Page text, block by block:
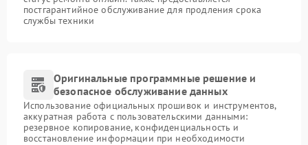
постгарантийное обслуживание для продления срока
службы техники
Оригинальные программные решение и
безопасное обслуживание данных
Использование официальных прошивок и инструментов,
аккуратная работа с пользовательскими данными:
резервное копирование, конфиденциальность и
восстановление информации при необходимости